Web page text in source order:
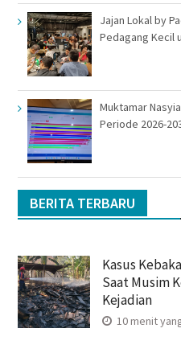
Jajan Lokal by
Pedagang Kecil
Muktamar
Periode 2026-
BERITA TERBARU
Kasus
Saat Musim
Kejadian
10 menit